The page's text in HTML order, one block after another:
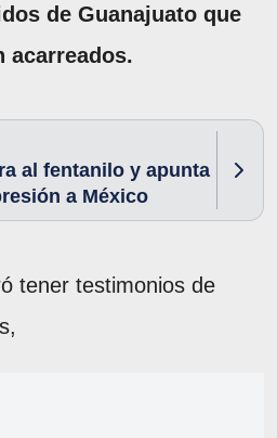
de Guanajuato que
acarreados.
al fentanilo y apunta
a México
tener testimonios de